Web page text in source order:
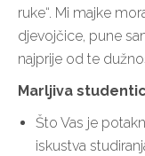
ruke“. Mi majke
djevojčice, pune
najprije od te
Marljiva
Što Vas je
iskustva